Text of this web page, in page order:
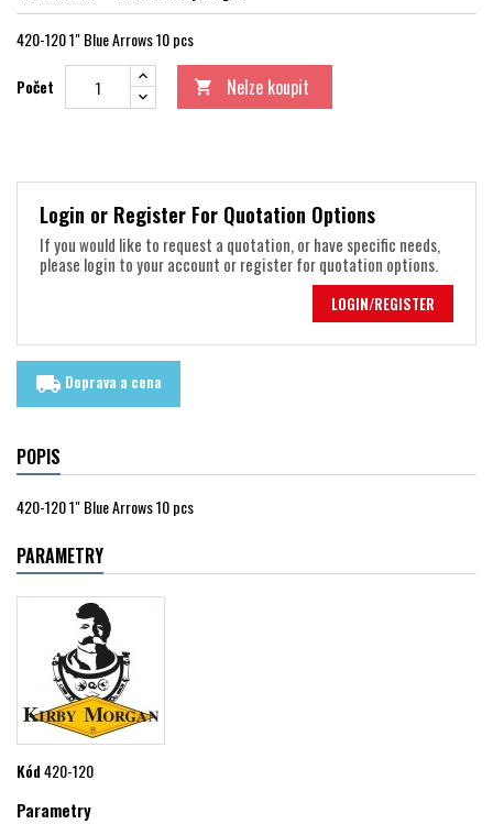
420-120 1" Blue Arrows 10 pcs
Počet  Nelze koupit
Login or Register For Quotation Options
If you would like to request a quotation, or have specific needs,
please login to your account or register for quotation options.
LOGIN/REGISTER
local_shipping Doprava a cena
POPIS
420-120 1" Blue Arrows 10 pcs
PARAMETRY
Kód420-120
Parametry